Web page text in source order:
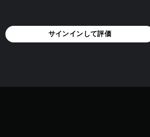
サインインして評価